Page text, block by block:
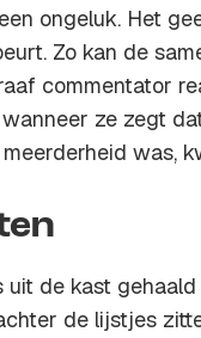
ongeluk. Het
Zo kan de
commentator
ze zegt
was,
uit de kast
de lijstjes